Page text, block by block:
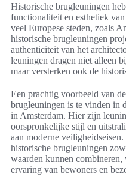
Historische brugleuningen
functionaliteit en esthetiek
veel Europese steden, zoals
historische brugleuningen
authenticiteit van het
leuningen dragen niet alleen
maar versterken ook de
Een prachtig voorbeeld van
brugleuningen is te vinden in
in Amsterdam. Hier zijn
oorspronkelijke stijl en
aan moderne
historische brugleuningen
waarden kunnen combineren,
ervaring van bewoners en